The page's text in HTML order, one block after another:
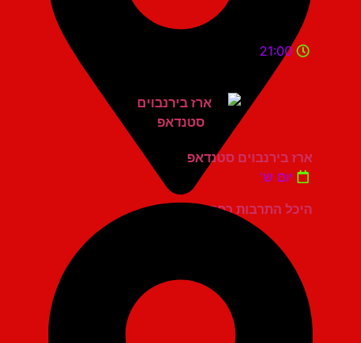
היכל התרבות כפר סבא
21:00
ארז בירנבוים סטנדאפ
יום ש'